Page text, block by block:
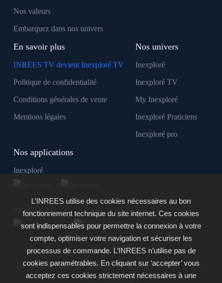
Nos valeurs
Embarquez dans nos univers
En savoir plus
INREES TV devient Inexploré TV
Politique de confidentialité
Conditions générales de vente
Mentions légales
Nos univers
Inexploré
Inexploré TV
My Inexploré
Inexploré Praticiens
Inexploré pro
Nos applications
Inexploré
Inexploré TV
Inexploré est édité par INREES - Copyright © 2007 - 2026 -
Tous droits réservés
L’INREES utilise des cookies nécessaires au bon
fonctionnement technique du site internet. Ces cookies
sont indispensables pour permettre la connexion à votre
compte, optimiser votre navigation et sécuriser les
processus de commande. L’INREES n’utilise pas de
cookies paramétrables. En cliquant sur ‘accepter’ vous
acceptez ces cookies strictement nécessaires à une